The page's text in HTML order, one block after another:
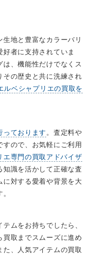
地と豊富なカラーバリ
者に支持されていま
、機能性だけでなくス
その歴史と共に洗練され
ルベシャプリエの買取を
っております 。査定料や
ので、お気軽にご利用
エ専門の買取アドバイザ
識を活かして正確な査
に対する愛着や背景を大
ムをお持ちでしたら、
取までスムーズに進め
、人気アイテムの買取